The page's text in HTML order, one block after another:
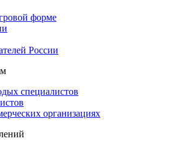
форме
России
специалистов
организациях